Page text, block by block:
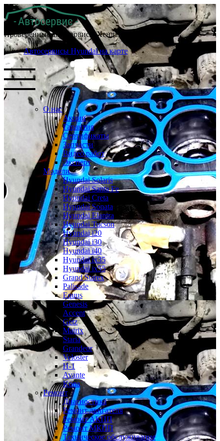
Проверенные автосервисы Хендай в Москве
Автосервисы Hyundai на карте
О нас
Акции
Гарантия
Сертификаты
Запчасти
Видео работ
Эксперт
Модели
Hyundai Solaris
Hyundai Santa Fe
Hyundai Creta
Hyundai Sonata
Hyundai Elantra
Hyundai Tucson
Hyundai i20
Hyundai i30
Hyundai i40
Hyundai ix35
Hyundai ix55
Grand Starex
Palisade
Equus
Genesis
Accent
Getz
Matrix
Staria
Grandeur
Veloster
H-1
Avante
Kona
Ремонт
Диагностика
Ремонт двигателя
Ремонт АКПП
Ремонт МКПП
Техническое обслуживание